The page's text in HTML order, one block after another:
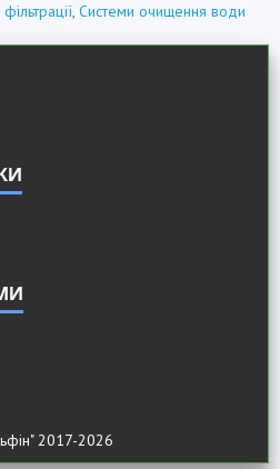
, Системи очищення води
2017-2026